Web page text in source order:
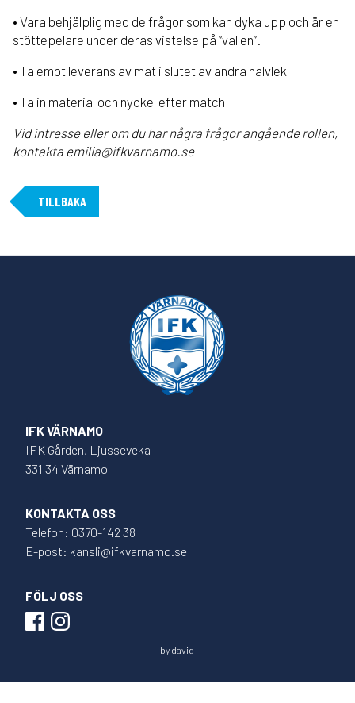
• Vara behjälplig med de frågor som kan dyka upp och är en
stöttepelare under deras vistelse på “vallen”.
• Ta emot leverans av mat i slutet av andra halvlek
• Ta in material och nyckel efter match
Vid intresse eller om du har några frågor angående rollen,
kontakta emilia@ifkvarnamo.se
TILLBAKA
IFK VÄRNAMO
IFK Gården, Ljusseveka
331 34 Värnamo
KONTAKTA OSS
Telefon: 0370-142 38
E-post: kansli@ifkvarnamo.se
FÖLJ OSS
by david